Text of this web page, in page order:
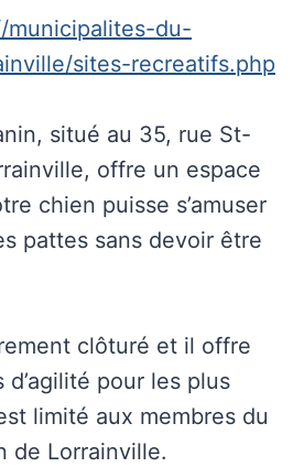
municipalites-du-
sites-recreatifs.php
situé au 35, rue St-
offre un espace
chien puisse s’amuser
pattes sans devoir être
clôturé et il offre
d’agilité pour les plus
limité aux membres du
de Lorrainville.